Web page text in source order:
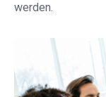
werden.